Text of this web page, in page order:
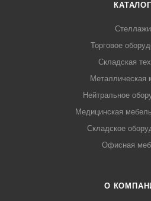
КАТАЛОГ
Стеллажи
Торговое
Складская
Металлическая
Нейтральное
Медицинская
Складское
Офисная
О